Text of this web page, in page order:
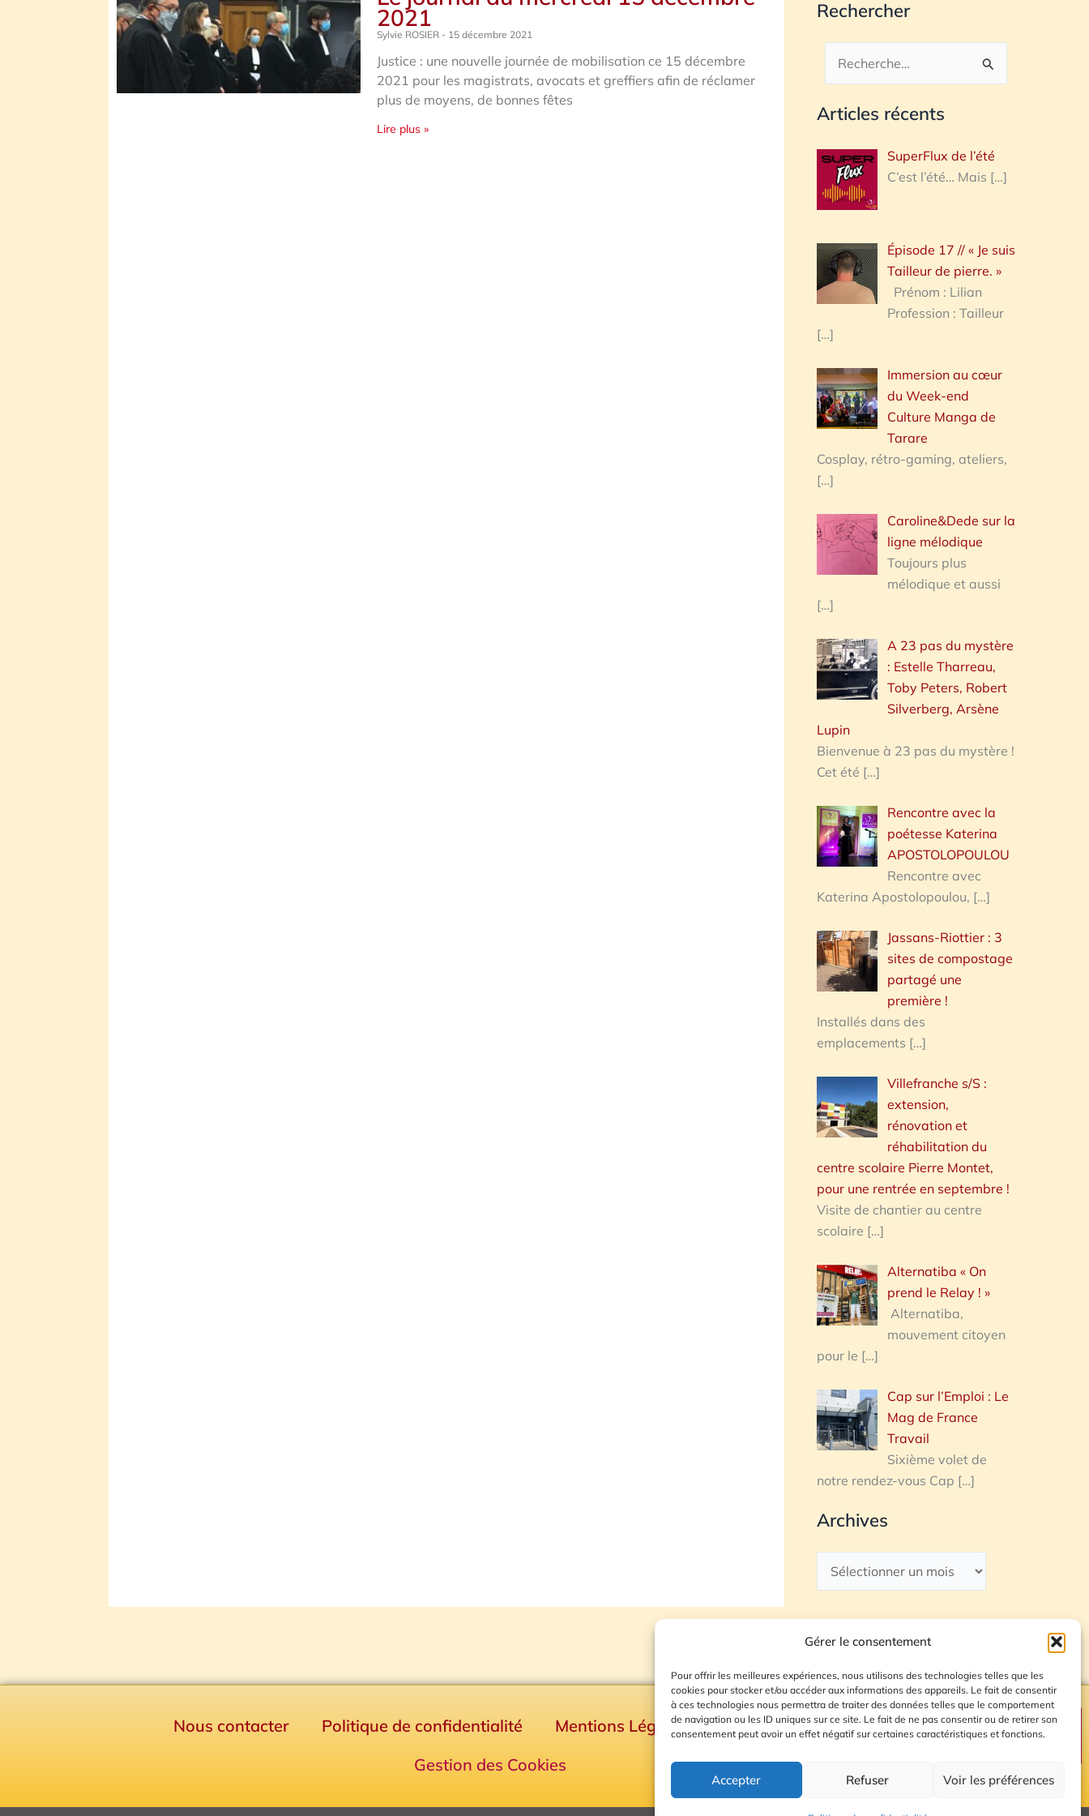
Gérer le consentement
Pour offrir les meilleures expériences, nous utilisons des technologies telles que les
cookies pour stocker et/ou accéder aux informations des appareils. Le fait de consentir
à ces technologies nous permettra de traiter des données telles que le comportement
de navigation ou les ID uniques sur ce site. Le fait de ne pas consentir ou de retirer son
consentement peut avoir un effet négatif sur certaines caractéristiques et fonctions.
Accepter Refuser Voir les préférences
2021
Sylvie ROSIER 15 décembre 2021
Justice : une nouvelle journée de mobilisation ce 15 décembre
2021 pour les magistrats, avocats et greffiers afin de réclamer
plus de moyens, de bonnes fêtes
Lire plus »
Rechercher
Rechercher :
Articles récents
SuperFlux de l’été
C’est l’été… Mais […]
Épisode 17 // « Je suis
Tailleur de pierre. »
Prénom : Lilian
Profession : Tailleur
[…]
Immersion au cœur
du Week-end
Culture Manga de
Tarare
Cosplay, rétro-gaming, ateliers,
[…]
Caroline&Dede sur la
ligne mélodique
Toujours plus
mélodique et aussi
[…]
A 23 pas du mystère
: Estelle Tharreau,
Toby Peters, Robert
Silverberg, Arsène
Lupin
Bienvenue à 23 pas du mystère !
Cet été […]
Rencontre avec la
poétesse Katerina
APOSTOLOPOULOU
Rencontre avec
Katerina Apostolopoulou, […]
Jassans-Riottier : 3
sites de compostage
partagé une
première !
Installés dans des
emplacements […]
Villefranche s/S :
extension,
rénovation et
réhabilitation du
centre scolaire Pierre Montet,
pour une rentrée en septembre !
Visite de chantier au centre
scolaire […]
Alternatiba « On
prend le Relay ! »
Alternatiba,
mouvement citoyen
pour le […]
Cap sur l’Emploi : Le
Mag de France
Travail
Sixième volet de
notre rendez-vous Cap […]
Archives
Nous contacter Politique de confidentialité Mentions Légales
Plan du site
Gestion des Cookies